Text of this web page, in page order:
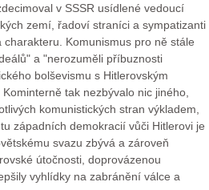
v SSSR usídlené vedoucí
zemí, řadoví straníci a sympatizanti
Komunismus pro ně stále
a "nerozuměli příbuznosti
bolševismu s Hitlerovským
tak nezbývalo nic jiného,
komunistických stran výkladem,
západních demokracií vůči Hitlerovi je
svazu zbývá a zároveň
útočnosti, doprovázenou
vyhlídky na zabránění válce a